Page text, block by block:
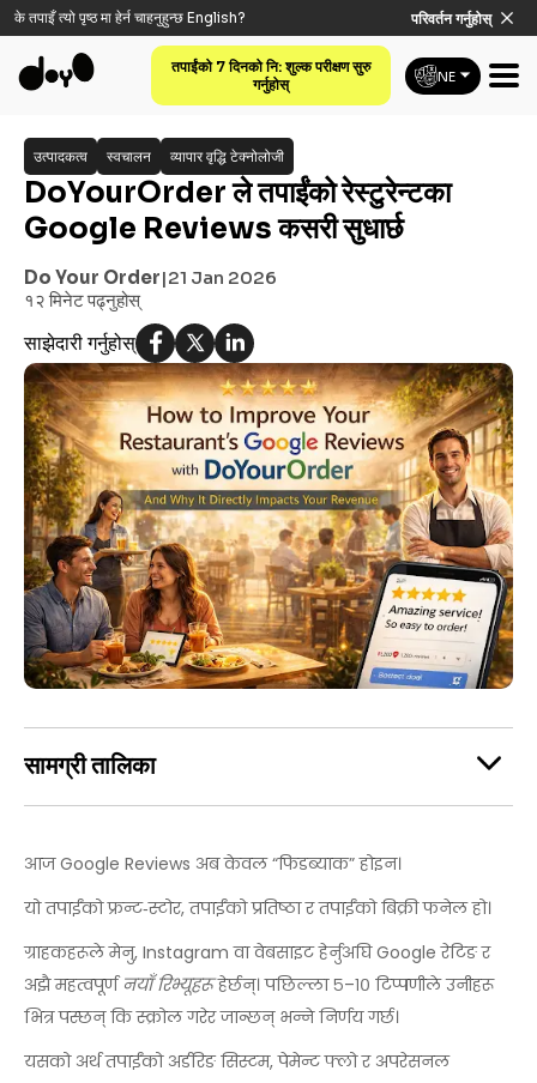
के तपाइँ त्यो पृष्ठ मा हेर्न चाहनुहुन्छ English? परिवर्तन गर्नुहोस्
तपाईंको 7 दिनको नि: शुल्क परीक्षण सुरु
गर्नुहोस्
NE
उत्पादकत्व स्वचालन व्यापार वृद्धि टेक्नोलोजी
DoYourOrder ले तपाईंको रेस्टुरेन्टका
Google Reviews कसरी सुधार्छ
Do Your Order|21 Jan 2026
१२ मिनेटपढ्नुहोस्
साझेदारी गर्नुहोस्
सामग्री तालिका
आज Google Reviews अब केवल “फिडब्याक” होइन।
यो तपाईंको फ्रन्ट‑स्टोर, तपाईंको प्रतिष्ठा र तपाईंको बिक्री फनेल हो।
ग्राहकहरूले मेनु, Instagram वा वेबसाइट हेर्नुअघि Google रेटिङ र
अझै महत्वपूर्णनयाँ रिभ्यूहरूहेर्छन्। पछिल्ला ५–१० टिप्पणीले उनीहरू
भित्र पस्छन् कि स्क्रोल गरेर जान्छन् भन्ने निर्णय गर्छ।
यसको अर्थ तपाईंको अर्डरिङ सिस्टम, पेमेन्ट फ्लो र अपरेसनल